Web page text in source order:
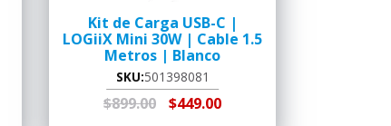
Kit de Carga USB-C |
LOGiiX Mini 30W | Cable 1.5
Metros | Blanco
SKU:501398081
$899.00 $449.00